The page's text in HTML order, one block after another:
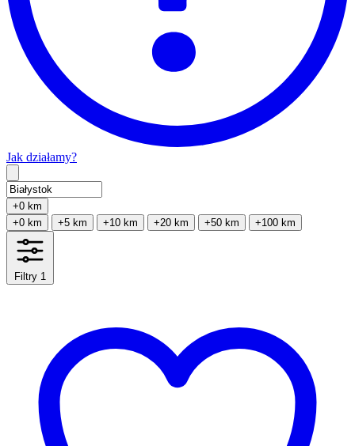
Jak działamy?
+0 km
+0 km
+5 km +10 km +20 km +50 km +100 km
Filtry 1